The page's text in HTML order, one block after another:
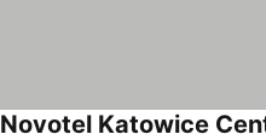
Novotel Katowice